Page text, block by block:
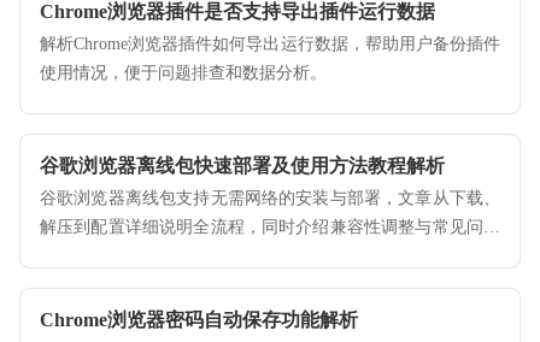
Chrome浏览器插件是否支持导出插件运行数据
解析Chrome浏览器插件如何导出运行数据，帮助用户备份插件
使用情况，便于问题排查和数据分析。
谷歌浏览器离线包快速部署及使用方法教程解析
谷歌浏览器离线包支持无需网络的安装与部署，文章从下载、
解压到配置详细说明全流程，同时介绍兼容性调整与常见问题
Chrome浏览器密码自动保存功能解析